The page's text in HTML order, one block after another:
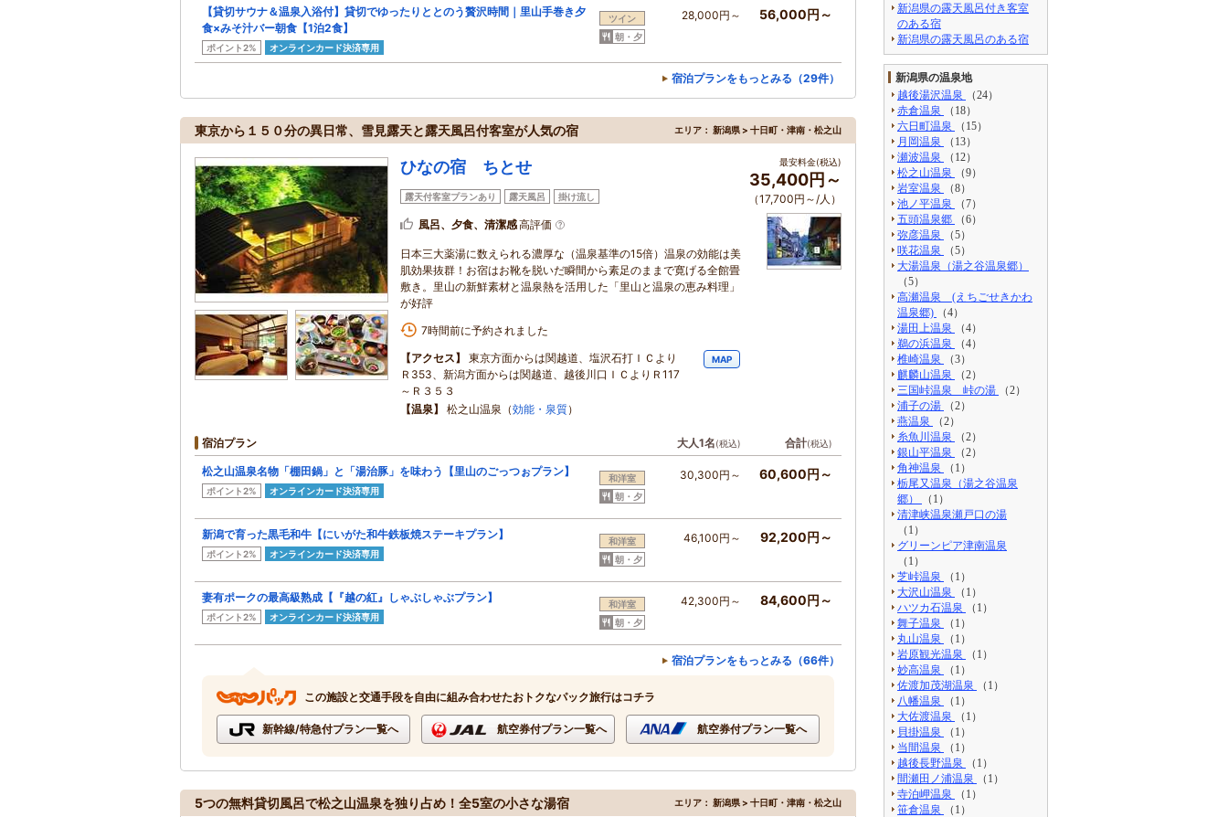
【貸切サウナ＆温泉入浴付】貸切でゆったりととのう贅沢時間｜里山手巻き夕
食×みそ汁バー朝食【1泊2食】
ポイント2% オンラインカード決済専用
ツイン
朝・夕
28,000円～ 56,000円～
宿泊プランをもっとみる（29件）
東京から１５０分の異日常、雪見露天と露天風呂付客室が人気の宿 エリア： 新潟県 > 十日町・津南・松之山
ひなの宿 ちとせ
露天付客室プランあり 露天風呂 掛け流し
風呂、夕食、清潔感高評価
日本三大薬湯に数えられる濃厚な（温泉基準の15倍）温泉の効能は美
肌効果抜群！お宿はお靴を脱いだ瞬間から素足のままで寛げる全館畳
敷き。里山の新鮮素材と温泉熱を活用した「里山と温泉の恵み料理」
が好評
7時間前に予約されました
【アクセス】
東京方面からは関越道、塩沢石打ＩＣより
Ｒ353、新潟方面からは関越道、越後川口ＩＣよりＲ117
～Ｒ３５３
MAP
【温泉】 松之山温泉（効能・泉質）
最安料金(税込)
35,400円～
（17,700円～/人）
宿泊プラン 大人1名(税込) 合計(税込)
松之山温泉名物「棚田鍋」と「湯治豚」を味わう【里山のごっつぉプラン】
ポイント2% オンラインカード決済専用
和洋室
朝・夕
30,300円～ 60,600円～
新潟で育った黒毛和牛【にいがた和牛鉄板焼ステーキプラン】
ポイント2% オンラインカード決済専用
和洋室
朝・夕
46,100円～ 92,200円～
妻有ポークの最高級熟成【『越の紅』しゃぶしゃぶプラン】
ポイント2% オンラインカード決済専用
和洋室
朝・夕
42,300円～ 84,600円～
宿泊プランをもっとみる（66件）
この施設と交通手段を自由に組み合わせたおトクなパック旅行はコチラ
新幹線/特急付プラン一覧へ 航空券付プラン一覧へ 航空券付プラン一覧へ
5つの無料貸切風呂で松之山温泉を独り占め！全5室の小さな湯宿 エリア： 新潟県 > 十日町・津南・松之山
新潟県の露天風呂付き客室
のある宿
新潟県の露天風呂のある宿
新潟県の温泉地
越後湯沢温泉
（24）
赤倉温泉
（18）
六日町温泉
（15）
月岡温泉
（13）
瀬波温泉
（12）
松之山温泉
（9）
岩室温泉
（8）
池ノ平温泉
（7）
五頭温泉郷
（6）
弥彦温泉
（5）
咲花温泉
（5）
大湯温泉（湯之谷温泉郷）
（5）
高瀬温泉 (えちごせきかわ
温泉郷)
（4）
湯田上温泉
（4）
鵜の浜温泉
（4）
椎崎温泉
（3）
麒麟山温泉
（2）
三国峠温泉 峠の湯
（2）
浦子の湯
（2）
燕温泉
（2）
糸魚川温泉
（2）
銀山平温泉
（2）
角神温泉
（1）
栃尾又温泉（湯之谷温泉
郷）
（1）
清津峡温泉瀬戸口の湯
（1）
グリーンピア津南温泉
（1）
芝峠温泉
（1）
大沢山温泉
（1）
ハツカ石温泉
（1）
舞子温泉
（1）
丸山温泉
（1）
岩原観光温泉
（1）
妙高温泉
（1）
佐渡加茂湖温泉
（1）
八幡温泉
（1）
大佐渡温泉
（1）
貝掛温泉
（1）
当間温泉
（1）
越後長野温泉
（1）
間瀬田ノ浦温泉
（1）
寺泊岬温泉
（1）
笹倉温泉
（1）